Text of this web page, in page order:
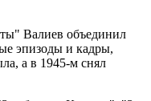
Валиев объединил
эпизоды и кадры,
а в 1945-м снял